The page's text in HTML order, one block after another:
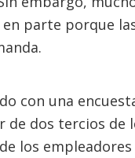
en parte porque
con una
de dos tercios de
los